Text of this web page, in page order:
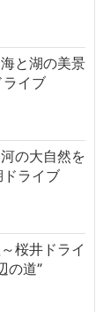
と湖の美景
イブ
の大自然を
ライブ
桜井ドライ
の道”